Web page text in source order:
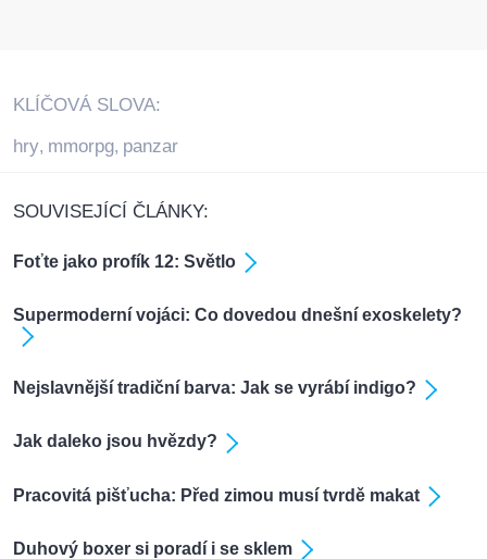
KLÍČOVÁ SLOVA:
hry, mmorpg, panzar
SOUVISEJÍCÍ ČLÁNKY:
Foťte jako profík 12: Světlo
Supermoderní vojáci: Co dovedou dnešní exoskelety?
Nejslavnější tradiční barva: Jak se vyrábí indigo?
Jak daleko jsou hvězdy?
Pracovitá pišťucha: Před zimou musí tvrdě makat
Duhový boxer si poradí i se sklem